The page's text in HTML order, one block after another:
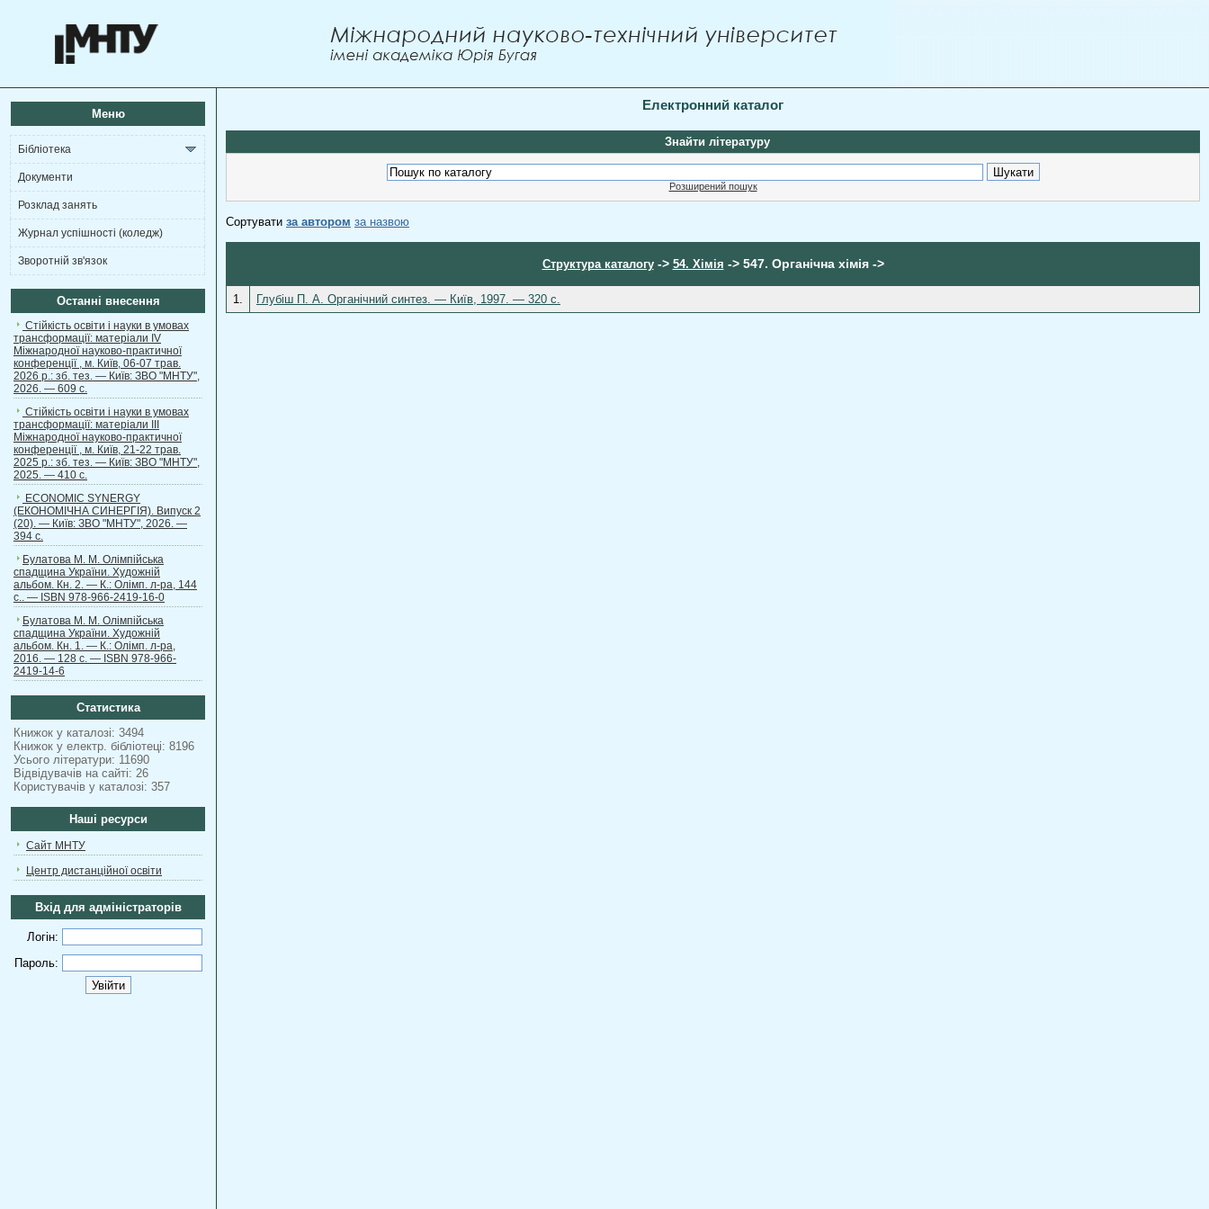
Меню
Бібліотека
Документи
Розклад занять
Журнал успішності (коледж)
Зворотній зв'язок
Останні внесення
Стійкість освіти і науки в умовах
трансформації: матеріали ІV
Міжнародної науково-практичної
конференції , м. Київ, 06-07 трав.
2026 р.: зб. тез. — Київ: ЗВО "МНТУ",
2026. — 609 с.
Стійкість освіти і науки в умовах
трансформації: матеріали ІІІ
Міжнародної науково-практичної
конференції , м. Київ, 21-22 трав.
2025 р.: зб. тез. — Київ: ЗВО "МНТУ",
2025. — 410 с.
ECONOMIC SYNERGY
(ЕКОНОМІЧНА СИНЕРГІЯ). Випуск 2
(20). — Київ: ЗВО "МНТУ", 2026. —
394 с.
Булатова М. М. Олімпійська
спадщина України. Художній
альбом. Кн. 2. — К.: Олімп. л-ра, 144
с.. — ISBN 978-966-2419-16-0
Булатова М. М. Олімпійська
спадщина України. Художній
альбом. Кн. 1. — К.: Олімп. л-ра,
2016. — 128 с. — ISBN 978-966-
2419-14-6
Статистика
Книжок у каталозі: 3494
Книжок у електр. бібліотеці: 8196
Усього літератури: 11690
Відвідувачів на сайті: 26
Користувачів у каталозі: 357
Наші ресурси
Сайт МНТУ
Центр дистанційної освіти
Вхід для адміністраторів
Логін:
Пароль:
Електронний каталог
Знайти літературу
Розширений пошук
Сортувати за автором за назвою
Структура каталогу-> 54. Хімія -> 547. Органічна хімія ->
1. Глубіш П. А. Органічний синтез. — Київ, 1997. — 320 c.